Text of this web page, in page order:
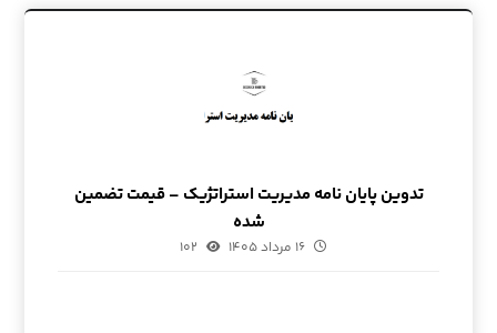
تدوین پایان نامه مدیریت استراتژیک – قیمت تضمین
شده
۱۶ مرداد ۱۴۰۵ ۱۰۲